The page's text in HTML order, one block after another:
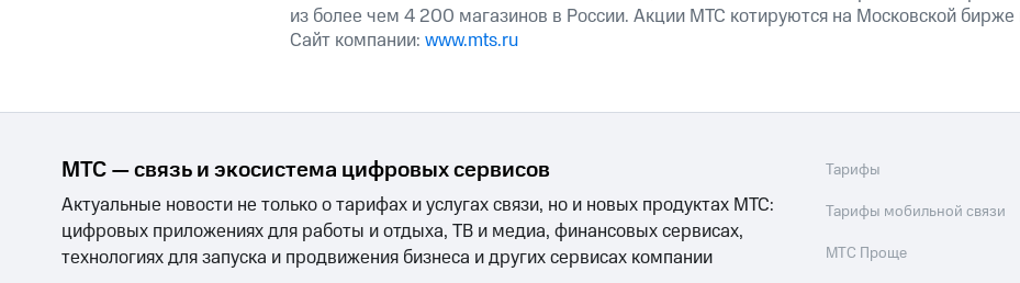
из более чем 4 200 магазинов в России. Акции МТС котируются на Московской бирже
Сайт компании: www.mts.ru
МТС — связь и экосистема цифровых сервисов
Актуальные новости не только о тарифах и услугах связи, но и новых продуктах МТС:
цифровых приложениях для работы и отдыха, ТВ и медиа, финансовых сервисах,
технологиях для запуска и продвижения бизнеса и других сервисах компании
Тарифы
Тарифы мобильной связи
МТС Проще